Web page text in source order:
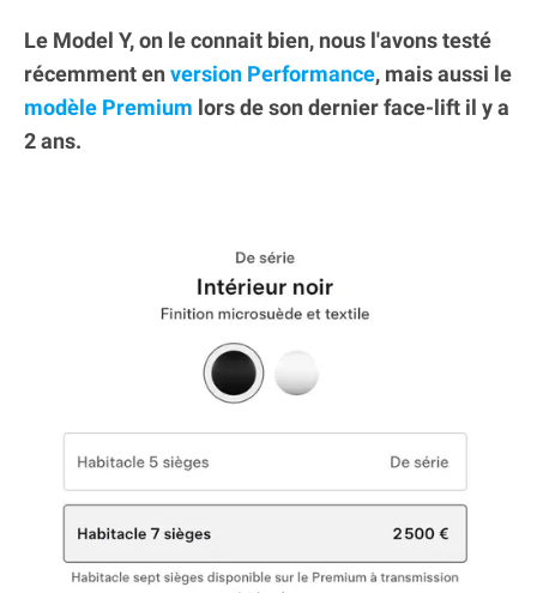
Le Model Y, on le connait bien, nous l'avons testé
récemment en version Performance, mais aussi le
modèle Premium lors de son dernier face-lift il y a
2 ans.